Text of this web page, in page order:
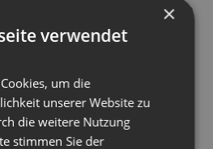
Lansinoh Wochenbett-
(60 Stück)
FÜR DICH AUF LAGER
×
verwendet
um die
unserer Website zu
die weitere Nutzung
stimmen Sie der